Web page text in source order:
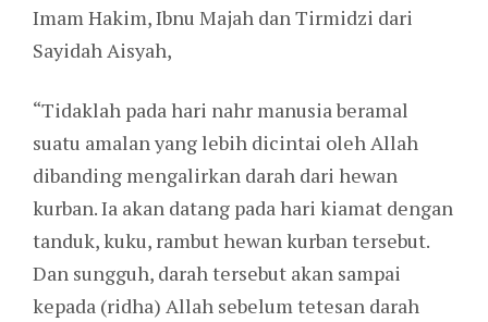
Imam Hakim, Ibnu Majah dan Tirmidzi dari
Sayidah Aisyah,
“Tidaklah pada hari nahr manusia beramal
suatu amalan yang lebih dicintai oleh Allah
dibanding mengalirkan darah dari hewan
kurban. Ia akan datang pada hari kiamat dengan
tanduk, kuku, rambut hewan kurban tersebut.
Dan sungguh, darah tersebut akan sampai
kepada (ridha) Allah sebelum tetesan darah